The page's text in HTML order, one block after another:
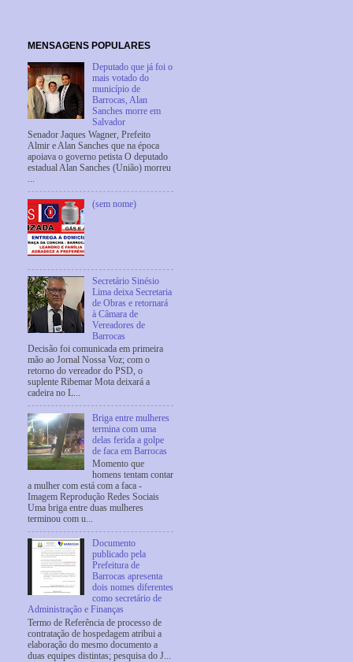
MENSAGENS POPULARES
Deputado que já foi o
mais votado do
município de
Barrocas, Alan
Sanches morre em
Salvador
Senador Jaques Wagner, Prefeito
Almir e Alan Sanches que na época
apoiava o governo petista O deputado
estadual Alan Sanches (União) morreu
...
(sem nome)
Secretário Sinésio
Lima deixa Secretaria
de Obras e retornará
à Câmara de
Vereadores de
Barrocas
Decisão foi comunicada em primeira
mão ao Jornal Nossa Voz; com o
retorno do vereador do PSD, o
suplente Ribemar Mota deixará a
cadeira no L...
Briga entre mulheres
termina com uma
delas ferida a golpe
de faca em Barrocas
Momento que
homens tentam contar
a mulher com está com a faca -
Imagem Reprodução Redes Sociais
Uma briga entre duas mulheres
terminou com u...
Documento
publicado pela
Prefeitura de
Barrocas apresenta
dois nomes diferentes
como secretário de
Administração e Finanças
Termo de Referência de processo de
contratação de hospedagem atribui a
elaboração do mesmo documento a
duas equipes distintas; pesquisa do J...